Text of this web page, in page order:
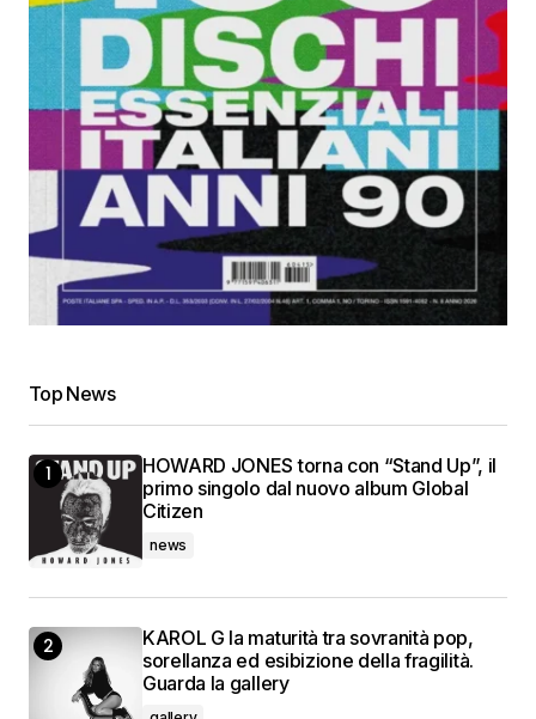
Top News
HOWARD JONES torna con “Stand Up”, il
primo singolo dal nuovo album Global
Citizen
news
KAROL G la maturità tra sovranità pop,
sorellanza ed esibizione della fragilità.
Guarda la gallery